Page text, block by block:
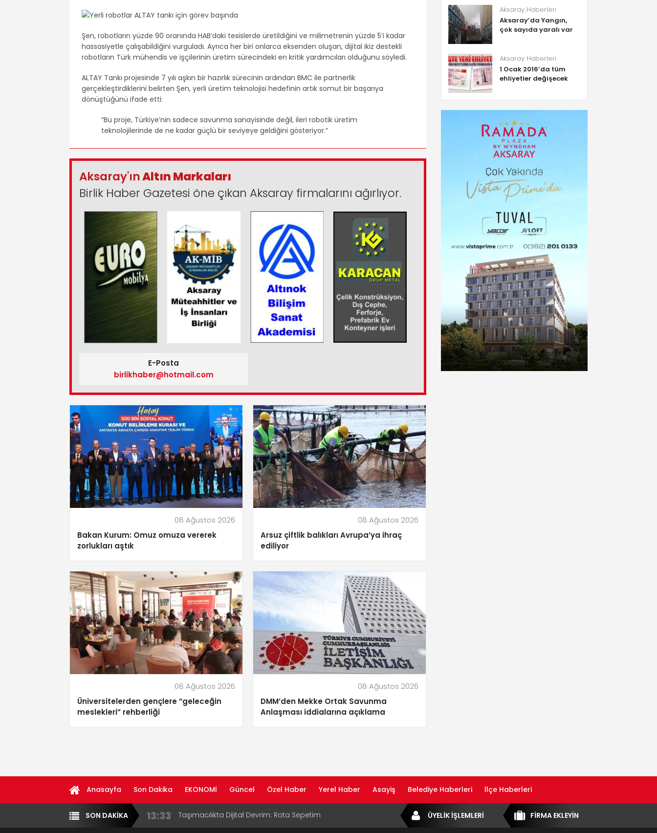
Şen, robotların yüzde 90 oranında HAB’daki tesislerde üretildiğini ve milimetrenin yüzde 5’i kadar
hassasiyetle çalışabildiğini vurguladı. Ayrıca her biri onlarca eksenden oluşan, dijital ikiz destekli
robotların Türk mühendis ve işçilerinin üretim sürecindeki en kritik yardımcıları olduğunu söyledi.
ALTAY Tankı projesinde 7 yılı aşkın bir hazırlık sürecinin ardından BMC ile partnerlik
gerçekleştirdiklerini belirten Şen, yerli üretim teknolojisi hedefinin artık somut bir başarıya
dönüştüğünü ifade etti:
“Bu proje, Türkiye’nin sadece savunma sanayisinde değil, ileri robotik üretim
teknolojilerinde de ne kadar güçlü bir seviyeye geldiğini gösteriyor.”
Aksaray'ınAltın Markaları
Birlik Haber Gazetesi öne çıkan Aksaray firmalarını ağırlıyor.
E-Posta
birlikhaber@hotmail.com
08 Ağustos 2026
Bakan Kurum: Omuz omuza vererek
zorlukları aştık
08 Ağustos 2026
Arsuz çiftlik balıkları Avrupa’ya ihraç
ediliyor
08 Ağustos 2026
Üniversitelerden gençlere “geleceğin
meslekleri” rehberliği
08 Ağustos 2026
DMM’den Mekke Ortak Savunma
Anlaşması iddialarına açıklama
Aksaray Haberleri
Aksaray’da Yangın,
çok sayıda yaralı var
Aksaray Haberleri
1 Ocak 2016’da tüm
ehliyetler değişecek
Anasayfa Son Dakika EKONOMİ Güncel Özel Haber Yerel Haber Asayiş Belediye Haberleri İlçe Haberleri
Yazarlar Diğer
SON DAKİKA 13:33 Taşımacılıkta Dijital Devrim: Rota Sepetim FİRMA EKLEYİN
ÜYELİK İŞLEMLERİ